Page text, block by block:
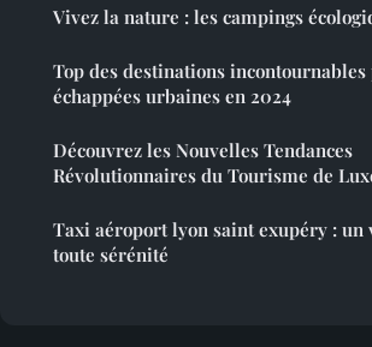
Vivez la nature : les campings
Top des destinations incontournables
échappées urbaines en 2024
Découvrez les Nouvelles Tendances
Révolutionnaires du Tourisme de
Taxi aéroport lyon saint exupéry : un
toute sérénité